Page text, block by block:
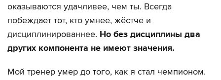
оказываются удачливее, чем ты. Всегда
побеждает тот, кто умнее, жёстче и
дисциплинированнее. Но без дисциплины два
других компонента не имеют значения.
Мой тренер умер до того, как я стал чемпионом.